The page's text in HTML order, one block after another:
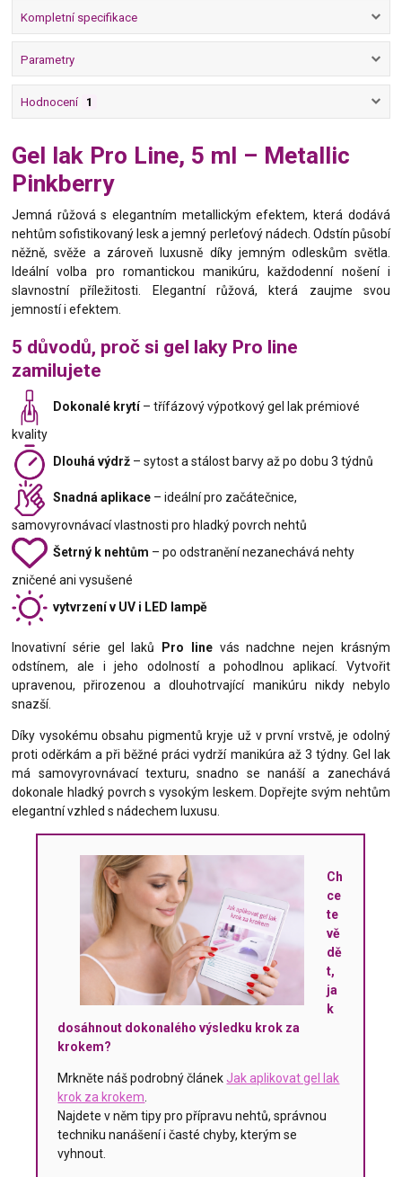
Kompletní specifikace
Parametry
Hodnocení 1
Gel lak Pro Line, 5 ml – Metallic
Pinkberry
Jemná růžová s elegantním metallickým efektem, která dodává
nehtům sofistikovaný lesk a jemný perleťový nádech. Odstín působí
něžně, svěže a zároveň luxusně díky jemným odleskům světla.
Ideální volba pro romantickou manikúru, každodenní nošení i
slavnostní příležitosti. Elegantní růžová, která zaujme svou
jemností i efektem.
5 důvodů, proč si gel laky Pro line
zamilujete
Dokonalé krytí– třífázový výpotkový gel lak prémiové
kvality
Dlouhá výdrž – sytost a stálost barvy až po dobu 3 týdnů
Snadná aplikace – ideální pro začátečnice,
samovyrovnávací vlastnosti pro hladký povrch nehtů
Šetrný k nehtům – po odstranění nezanechává nehty
zničené ani vysušené
vytvrzení v UV i LED lampě
Inovativní série gel laků Pro linevás nadchne nejen krásným
odstínem, ale i jeho odolností a pohodlnou aplikací. Vytvořit
upravenou, přirozenou a dlouhotrvající manikúru nikdy nebylo
snazší.
Díky vysokému obsahu pigmentů kryje už v první vrstvě, je odolný
proti oděrkám a při běžné práci vydrží manikúra až 3 týdny. Gel lak
má samovyrovnávací texturu, snadno se nanáší a zanechává
dokonale hladký povrch s vysokým leskem. Dopřejte svým nehtům
elegantní vzhled s nádechem luxusu.
Ch
ce
te
vě
dě
t,
ja
k
dosáhnout dokonalého výsledku krok za
krokem?
Mrkněte náš podrobný článekJak aplikovat gel lak
krok za krokem.
Najdete v něm tipy pro přípravu nehtů, správnou
techniku nanášení i časté chyby, kterým se
vyhnout.